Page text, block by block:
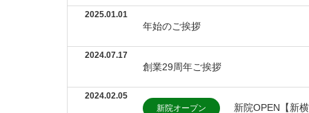
2025.01.01
年始のご挨拶
2024.07.17
創業29周年ご挨拶
2024.02.05
新院オープン
新院OPEN【新横